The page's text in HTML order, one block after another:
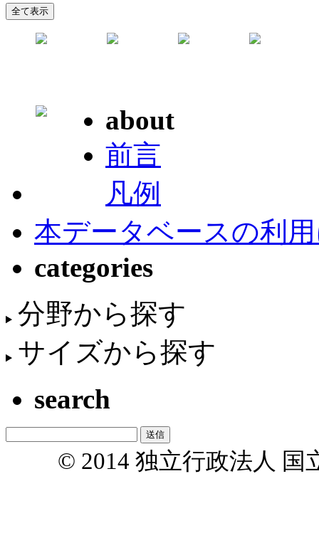
about
前言
凡例
本データベースの利
categories
分野から探す
サイズから探す
search
© 2014 独立行政法人 国